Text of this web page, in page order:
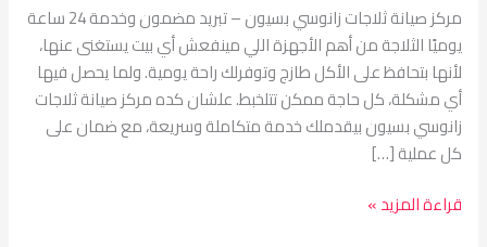
مركز صيانة ثلاجات زانوسي بسيون – تبريد مضمون وخدمة 24 ساعة
يوميًا الثلاجة من أهم الأجهزة اللي مينفعش أي بيت يستغنى عنها،
لأنها بتحافظ على الأكل طازج وتوفرلك راحة يومية. ولما يحصل فيها
أي مشكلة، كل حاجة ممكن تتلخبط. علشان كده مركز صيانة ثلاجات
زانوسي بسيون بيقدملك خدمة متكاملة وسريعة، مع ضمان على
كل عملية […]
قراءة المزيد »